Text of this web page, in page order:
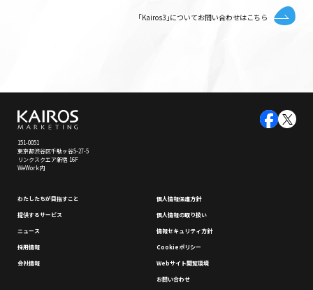
｢Kairos3｣についてお問い合わせはこちら
151-0051
東京都渋谷区千駄ヶ谷5-27-5
リンクスクエア新宿 16F
WeWork内
わたしたちが⽬指すこと
提供するサービス
ニュース
採⽤情報
会社情報
個⼈情報保護⽅針
個⼈情報の取り扱い
情報セキュリティ⽅針
Cookieポリシー
Webサイト閲覧環境
お問い合わせ